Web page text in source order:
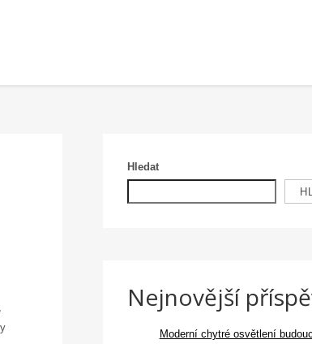
Hledat
Nejnovější
Moderní chytré osvětlení